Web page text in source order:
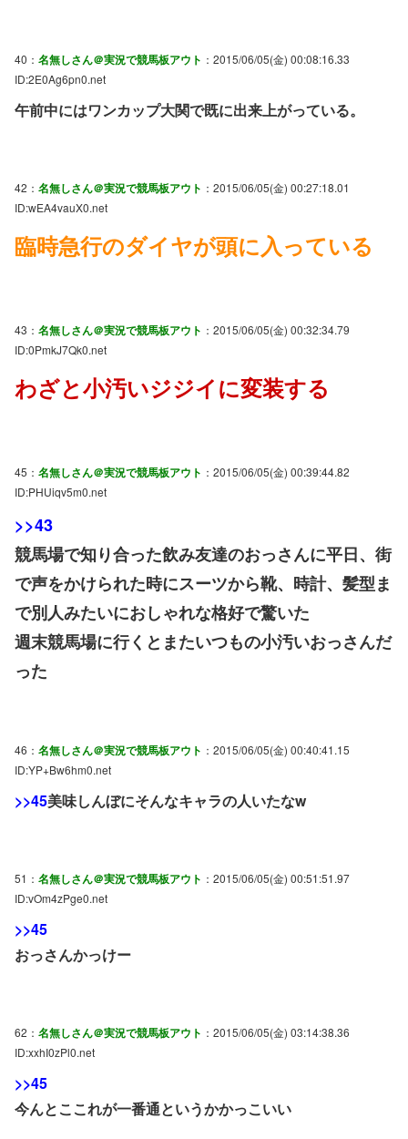
40： 名無しさん＠実況で競馬板アウト ：2015/06/05(金) 00:08:16.33
ID:2E0Ag6pn0.net
午前中にはワンカップ大関で既に出来上がっている。
42： 名無しさん＠実況で競馬板アウト ：2015/06/05(金) 00:27:18.01
ID:wEA4vauX0.net
臨時急行のダイヤが頭に入っている
43： 名無しさん＠実況で競馬板アウト ：2015/06/05(金) 00:32:34.79
ID:0PmkJ7Qk0.net
わざと小汚いジジイに変装する
45： 名無しさん＠実況で競馬板アウト ：2015/06/05(金) 00:39:44.82
ID:PHUiqv5m0.net
>>43
競馬場で知り合った飲み友達のおっさんに平日、街
で声をかけられた時にスーツから靴、時計、髪型ま
で別人みたいにおしゃれな格好で驚いた
週末競馬場に行くとまたいつもの小汚いおっさんだ
った
46： 名無しさん＠実況で競馬板アウト ：2015/06/05(金) 00:40:41.15
ID:YP+Bw6hm0.net
>>45美味しんぼにそんなキャラの人いたなw
51： 名無しさん＠実況で競馬板アウト ：2015/06/05(金) 00:51:51.97
ID:vOm4zPge0.net
>>45
おっさんかっけー
62： 名無しさん＠実況で競馬板アウト ：2015/06/05(金) 03:14:38.36
ID:xxhI0zPl0.net
>>45
今んとここれが一番通というかかっこいい